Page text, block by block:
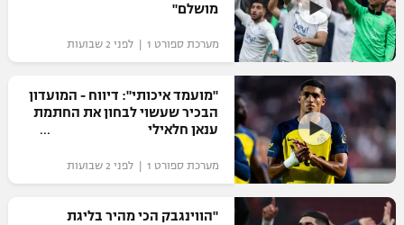
מושלם"
מערכת ספורט 1 | לפני 2 שבועות
"מועמד איכותי": דיווח - המועדון
הבכיר שעשוי לבחון את החתמת
ענאן חלאילי
מערכת ספורט 1 | לפני 2 שבועות
"הווינגבק הכי מהיר בליגת